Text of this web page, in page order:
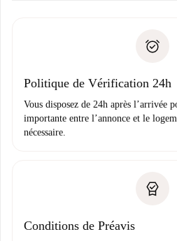
Justificatif de solvabilité
uniquement si aucun problème
Politique de Vérification 24h
Vous disposez de 24h après l’arrivée
importante entre l’annonce et le
nécessaire.
Conditions de Préavis